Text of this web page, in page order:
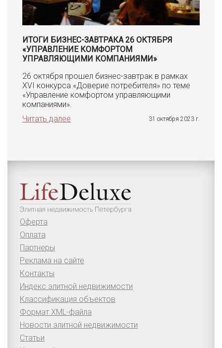
ИТОГИ БИЗНЕС-ЗАВТРАКА 26 ОКТЯБРЯ
«УПРАВЛЕНИЕ КОМФОРТОМ
УПРАВЛЯЮЩИМИ КОМПАНИЯМИ»
26 октября прошел бизнес-завтрак в рамках
XVI конкурса «Доверие потребителя» по теме
«Управление комфортом управляющими
компаниями».
Читать далее
31 октября 2023 г.
Оферта
Оплата
Партнеры
Реклама на сайте
Контакты
Индекс элитной недвижимости
Классификация объектов
Формат XML-файла
Новости элитной недвижимости
Статьи